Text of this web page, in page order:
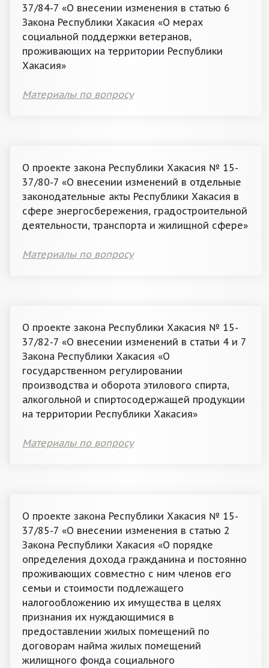
37/84-7 «О внесении изменения в статью 6
Закона Республики Хакасия «О мерах
социальной поддержки ветеранов,
проживающих на территории Республики
Хакасия»
Материалы по вопросу
О проекте закона Республики Хакасия № 15-
37/80-7 «О внесении изменений в отдельные
законодательные акты Республики Хакасия в
сфере энергосбережения, градостроительной
деятельности, транспорта и жилищной сфере»
Материалы по вопросу
О проекте закона Республики Хакасия № 15-
37/82-7 «О внесении изменений в статьи 4 и 7
Закона Республики Хакасия «О
государственном регулировании
производства и оборота этилового спирта,
алкогольной и спиртосодержащей продукции
на территории Республики Хакасия»
Материалы по вопросу
О проекте закона Республики Хакасия № 15-
37/85-7 «О внесении изменения в статью 2
Закона Республики Хакасия «О порядке
определения дохода гражданина и постоянно
проживающих совместно с ним членов его
семьи и стоимости подлежащего
налогообложению их имущества в целях
признания их нуждающимися в
предоставлении жилых помещений по
договорам найма жилых помещений
жилищного фонда социального